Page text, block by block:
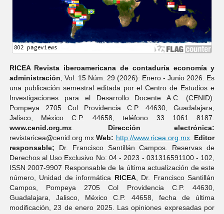
RICEA Revista iberoamericana de contaduría economí­a y
administración , Vol. 15 Núm. 29 (2026): Enero - Junio 2026. Es
una publicación semestral editada por el Centro de Estudios e
Investigaciones para el Desarrollo Docente A.C. (CENID).
Pompeya 2705 Col Providencia C.P. 44630, Guadalajara,
Jalisco, México C.P. 44658, teléfono 33 1061 8187.
www.cenid.org.mx. Dirección electrónica:
revistaricea@cenid.org.mxWeb: http://www.ricea.org.mx. Editor
responsable; Dr. Francisco Santillán Campos. Reservas de
Derechos al Uso Exclusivo No: 04 - 2023 - 031316591100 - 102,
ISSN 2007-9907 Responsable de la última actualización de este
número, Unidad de informática RICEA, Dr. Francisco Santillán
Campos, Pompeya 2705 Col Providencia C.P. 44630,
Guadalajara, Jalisco, México C.P. 44658, fecha de última
modificación, 23 de enero 2025. Las opiniones expresadas por